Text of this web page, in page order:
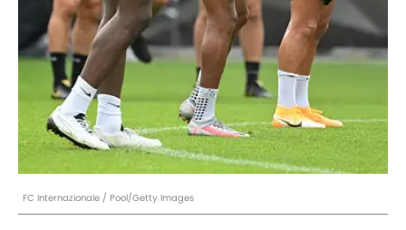
FC Internazionale / Pool/Getty Images